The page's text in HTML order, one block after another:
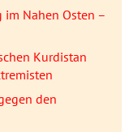
im Nahen Osten –
Kurdistan
den